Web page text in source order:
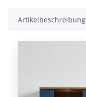
Artikelbeschreibung